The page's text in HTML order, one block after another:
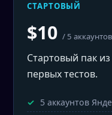
СТАРТОВЫЙ
$10 / 5 аккаунтов
Стартовый пак
первых тестов.
5 аккаунтов